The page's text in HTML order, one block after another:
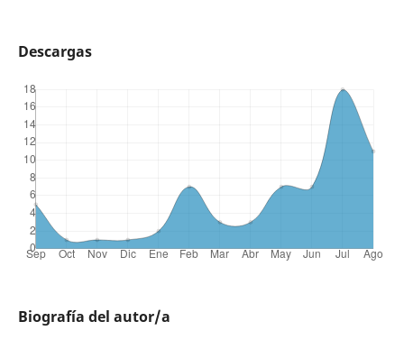
Descargas
Biografía del autor/a